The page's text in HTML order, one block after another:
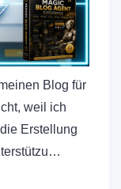
Blog für
weil ich
Erstellung